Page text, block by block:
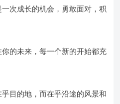
次成长的机会，勇敢面对，积
的未来，每一个新的开始都充
目的地，而在乎沿途的风景和